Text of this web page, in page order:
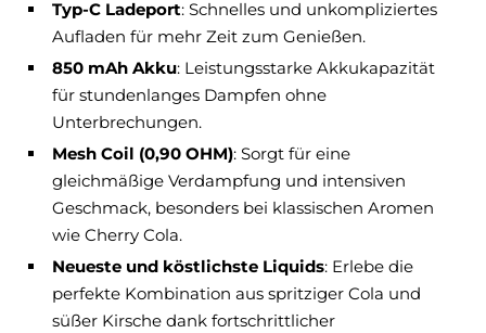
Typ-C Ladeport: Schnelles und unkompliziertes
Aufladen für mehr Zeit zum Genießen.
850 mAh Akku: Leistungsstarke Akkukapazität
für stundenlanges Dampfen ohne
Unterbrechungen.
Mesh Coil (0,90 OHM): Sorgt für eine
gleichmäßige Verdampfung und intensiven
Geschmack, besonders bei klassischen Aromen
wie Cherry Cola.
Neueste und köstlichste Liquids: Erlebe die
perfekte Kombination aus spritziger Cola und
süßer Kirsche dank fortschrittlicher